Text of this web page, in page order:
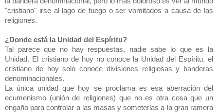
"cristiano" irse al lago de fuego o ser vomitados a causa de las
religiones.
¿Donde está la Unidad del Espíritu?
Tal parece que no hay respuestas, nadie sabe lo que es la
Unidad. El cristiano de hoy no conoce la Unidad del Espíritu, el
cristiano de hoy solo conoce divisiones religiosas y banderas
denominacionales.
La única unidad que hoy se proclama es esa aberración del
ecumenismo (unión de religiones) que no es otra cosa que un
engaño para controlar a las masas y someterlas a la gran ramera